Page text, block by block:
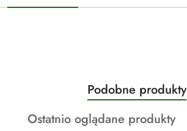
Pomiń karuzelę produktów
Produkty
o
statusie:
Podobne produkty
Produkty
Ostatnio oglądane produkty